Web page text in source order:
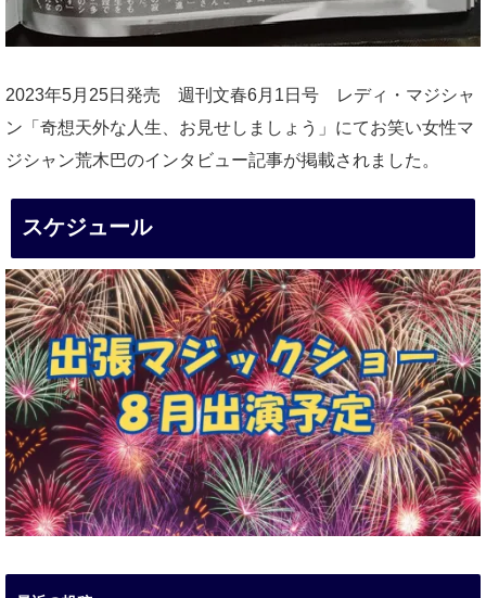
2023年5月25日発売 週刊文春6月1日号 レディ・マジシャ
ン「奇想天外な人生、お見せしましょう」にてお笑い女性マ
ジシャン荒木巴のインタビュー記事が掲載されました。
スケジュール